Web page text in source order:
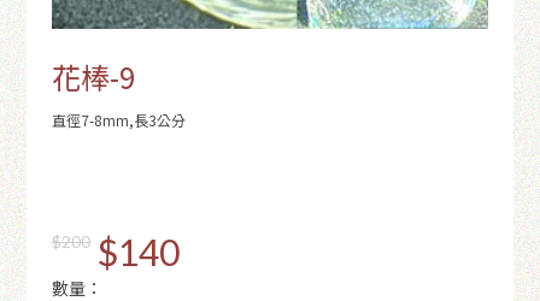
花棒-9
直徑7-8mm,長3公分
$200 $140
數量：